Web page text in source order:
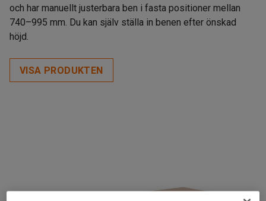
och har manuellt justerbara ben i fasta positioner mellan
740–995 mm. Du kan själv ställa in benen efter önskad
höjd.
VISA PRODUKTEN